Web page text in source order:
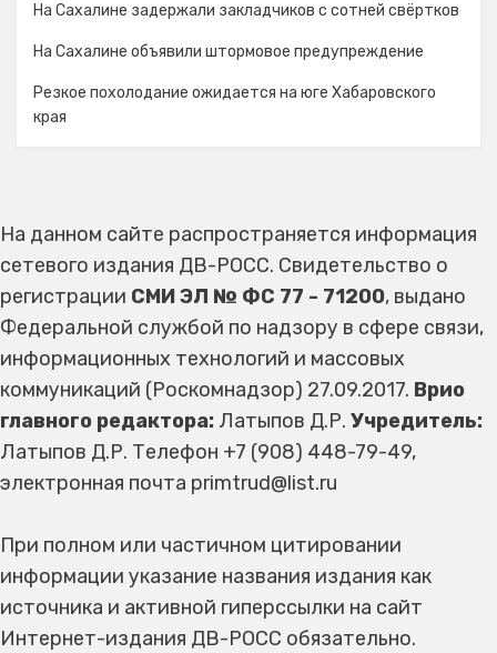
На Сахалине задержали закладчиков с сотней свёртков
На Сахалине объявили штормовое предупреждение
Резкое похолодание ожидается на юге Хабаровского
края
На данном сайте распространяется информация
сетевого издания ДВ-РОСС. Свидетельство о
регистрации СМИ ЭЛ № ФС 77 - 71200, выдано
Федеральной службой по надзору в сфере связи,
информационных технологий и массовых
коммуникаций (Роскомнадзор) 27.09.2017. Врио
главного редактора: Латыпов Д.Р. Учредитель:
Латыпов Д.Р. Телефон +7 (908) 448-79-49,
электронная почта primtrud@list.ru
При полном или частичном цитировании
информации указание названия издания как
источника и активной гиперссылки на сайт
Интернет-издания ДВ-РОСС обязательно.